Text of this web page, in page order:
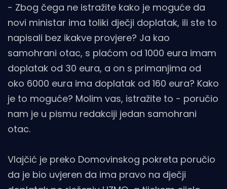
- Zbog čega ne istražite kako je moguće da
novi ministar ima toliki dječji doplatak, ili ste to
napisali bez ikakve provjere? Ja kao
samohrani otac, s plaćom od 1000 eura imam
doplatak od 30 eura, a on s primanjima od
oko 6000 eura ima doplatak od 160 eura? Kako
je to moguće? Molim vas, istražite to - poručio
nam je u pismu redakciji jedan samohrani
otac.
Vlajčić je preko Domovinskog pokreta poručio
da je bio uvjeren da ima pravo na dječji